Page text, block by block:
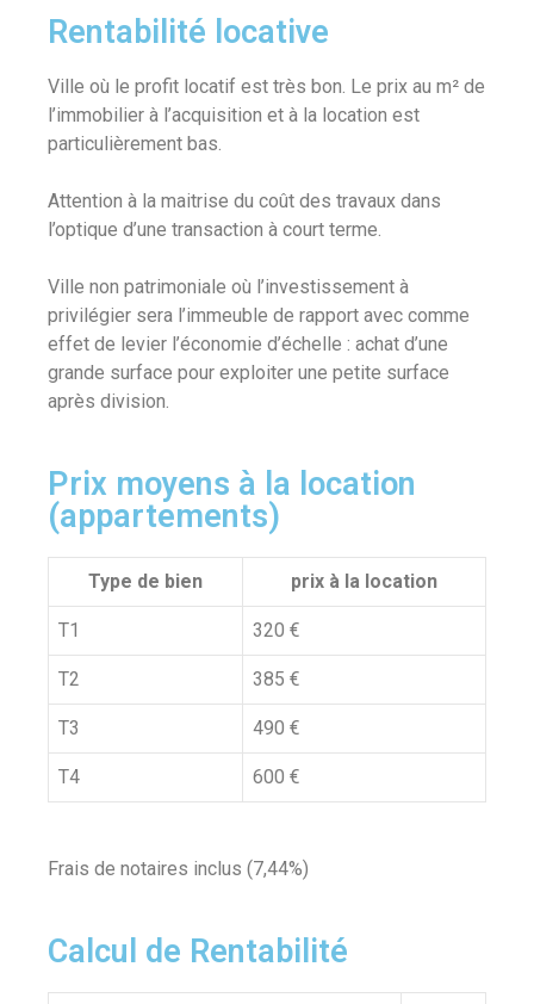
Rentabilité locative
Ville où le profit locatif est très bon. Le prix au m² de
l’immobilier à l’acquisition et à la location est
particulièrement bas.
Attention à la maitrise du coût des travaux dans
l’optique d’une transaction à court terme.
Ville non patrimoniale où l’investissement à
privilégier sera l’immeuble de rapport avec comme
effet de levier l’économie d’échelle : achat d’une
grande surface pour exploiter une petite surface
après division.
Prix moyens à la location
(appartements)
Type de bien prix à la location
T1 320 €
T2 385 €
T3 490 €
T4 600 €
Frais de notaires inclus (7,44%)
Calcul de Rentabilité